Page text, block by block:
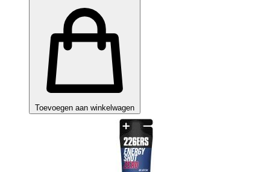
Toevoegen aan winkelwagen